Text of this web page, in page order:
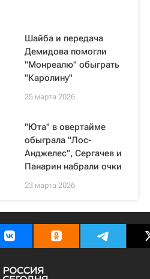
Шайба и передача
Демидова помогли
"Монреалю" обыграть
"Каролину"
25 марта 2026
"Юта" в овертайме
обыграла "Лос-
Анджелес", Сергачев и
Панарин набрали очки
23 марта 2026